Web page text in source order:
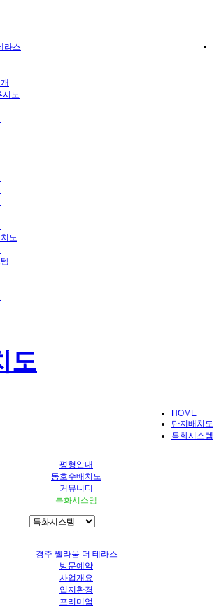
라스
시도
도
도
HOME
단지배치도
특화시스템
평형안내
동호수배치도
커뮤니티
특화시스템
경주 웰라움 더 테라스
방문예약
사업개요
입지환경
프리미엄